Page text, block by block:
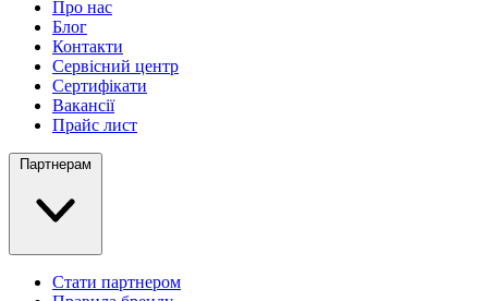
Про нас
Блог
Контакти
Сервісний центр
Сертифікати
Вакансії
Прайс лист
Партнерам
Стати партнером